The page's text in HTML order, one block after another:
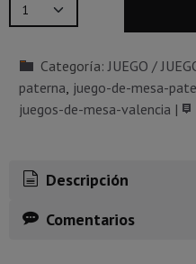
Categoría: JUEGO /
paterna juego-de-mesa-
juegos-de-mesa-valencia |
Descripción
Comentarios